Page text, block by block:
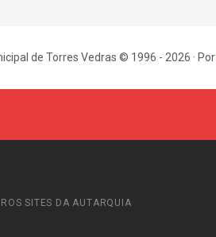
de Torres Vedras © 1996 - 2026 · Por
SITES DA AUTARQUIA